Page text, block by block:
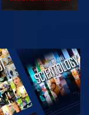
UTFORSK
SERIEN